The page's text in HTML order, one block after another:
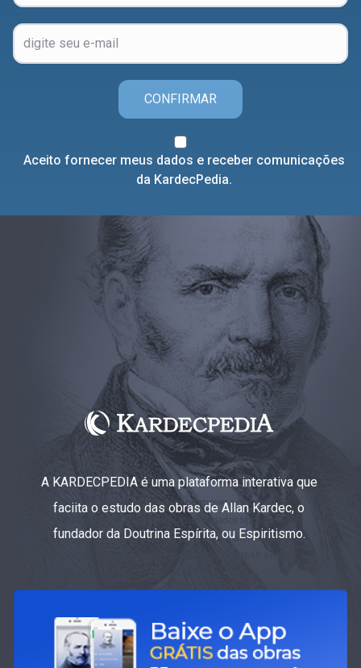
CONFIRMAR
Aceito fornecer meus dados e receber comunicações
da KardecPedia.
A KARDECPEDIA é uma plataforma interativa que
faciita o estudo das obras de Allan Kardec, o
fundador da Doutrina Espírita, ou Espiritismo.